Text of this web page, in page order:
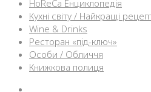
HoReCa Енциклопедія
Кухні світу / Найкращі
Wine & Drinks
Ресторан «під-ключ»
Особи / Обличчя
Книжкова полиця